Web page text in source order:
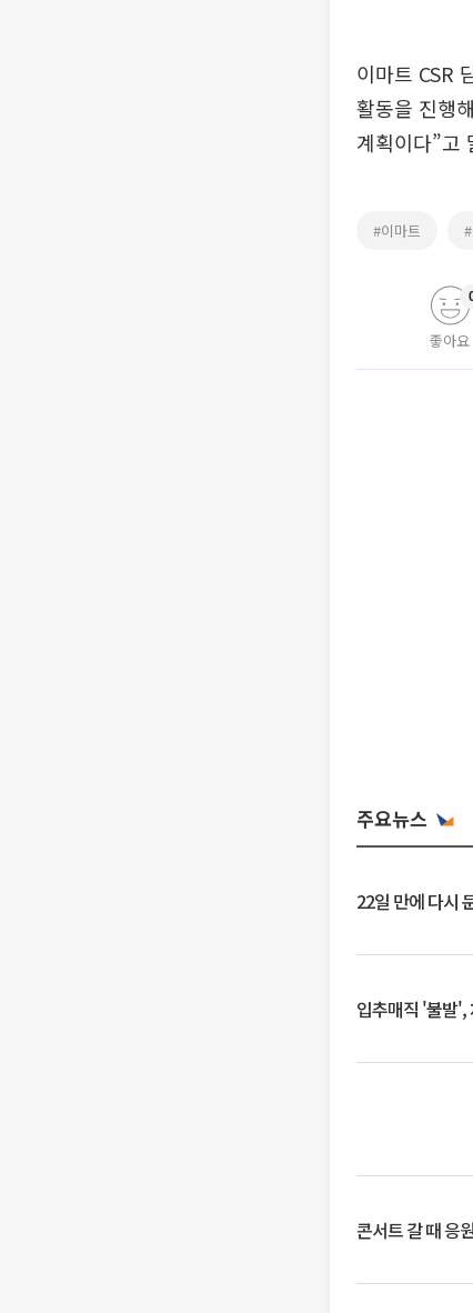
이마트 CSR
활동을 진행
계획이다”고
#이마트
좋아요
주요뉴스
22일 만에 다시
입추매직 '불발',
콘서트 갈 때 응